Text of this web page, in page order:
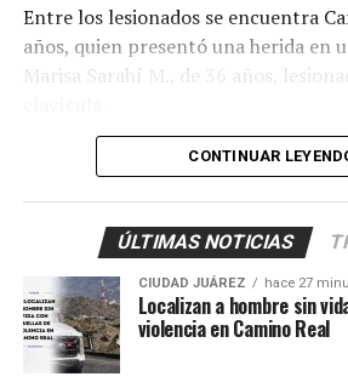
Entre los lesionados se encuentra
años, quien presentó una herida en
Marisa Sarahí M., de 36 años,
También fueron atendidos Damián,
El probable responsable fue
B., de 38 años, expareja de la mujer y
los menores, de acuerdo con
proporcionada por un mando
CONTINUAR
ÚLTIMAS NOTICIAS
CIUDAD JUÁREZ hace 27
Localizan a hombre sin
violencia en Camino Real